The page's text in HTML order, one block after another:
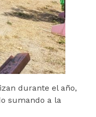
durante el año,
sumando a la